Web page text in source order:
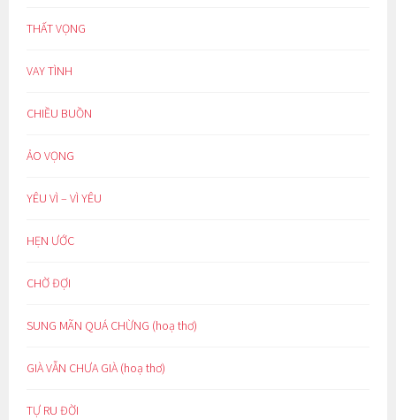
THẤT VỌNG
VAY TÌNH
CHIỀU BUỒN
ẢO VỌNG
YÊU VÌ – VÌ YÊU
HẸN ƯỚC
CHỜ ĐỢI
SUNG MÃN QUÁ CHỪNG (hoạ thơ)
GIÀ VẪN CHƯA GIÀ (hoạ thơ)
TỰ RU ĐỜI